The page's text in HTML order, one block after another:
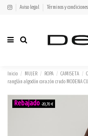
Aviso legal Términos y condiciones
Inicio MUJER ROPA CAMISETA
ranglán algodón corazón crudo MODENA
-20,70 €